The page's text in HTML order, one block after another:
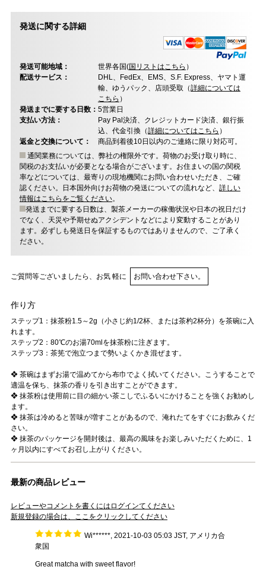
発送に関する詳細
発送可能地域： 世界各国(国リストはこちら ）
配送サービス：
DHL、FedEx、EMS、S.F. Express、ヤマト運
輸、ゆうパック、店頭受取（詳細については
こちら ）
発送までに要する日数： 5営業日
支払い方法：
Pay Pal決済、クレジットカード決済、銀行振
込、代金引換（詳細についてはこちら ）
返金と交換について：
商品到着後10日以内のご連絡に限り対応可。
通関業務については、弊社の権限外です。荷物のお受け取り時に、
関税のお支払いが必要となる場合がございます。お住まいの国の関税
率などについては、最寄りの現地機関にお問い合わせいただき、ご確
認ください。日本国外向けお荷物の発送についての流れなど、 詳しい
情報はこちらをご覧ください。
発送までに要する日数は、製茶メーカーの稼働状況や日本の祝日だけ
でなく、天災や予期せぬアクシデントなどにより変動することがあり
ます。必ずしも発送日を保証するものではありませんので、ご了承く
ださい。
ご質問等ございましたら、お気 軽に お問い合わせ下さい。
作り方
ステップ1：抹茶粉1.5～2g（小さじ約1/2杯、または茶杓2杯分）を茶碗に入
れます。
ステップ2：80℃のお湯70mlを抹茶粉に注ぎます。
ステップ3：茶筅で泡立つまで勢いよくかき混ぜます。
❖ 茶碗はまずお湯で温めてから布巾でよく拭いてください。こうすることで
適温を保ち、抹茶の香りを引き出すことができます。
❖ 抹茶粉は使用前に目の細かい茶こしでふるいにかけることを強くお勧めし
ます。
❖ 抹茶は冷めると苦味が増すことがあるので、淹れたてをすぐにお飲みくだ
さい。
❖ 抹茶のパッケージを開封後は、最高の風味をお楽しみいただくために、1
ヶ月以内にすべてお召し上がりください。
最新の商品レビュー
レビューやコメントを書くにはログインてください
新規登録の場合は、ここをクリックしてください
Wi******, 2021-10-03 05:03 JST, アメリカ合
衆国
Great matcha with sweet flavor!